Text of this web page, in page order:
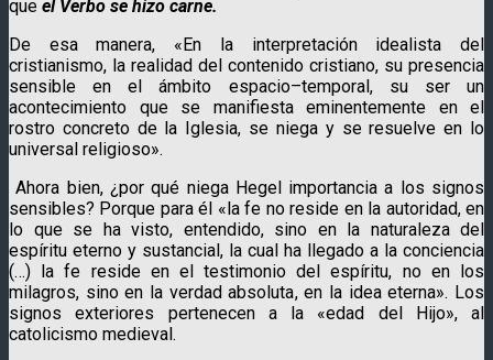
que el Verbo se hizo carne.
De esa manera, «En la interpretación idealista del
cristianismo, la realidad del contenido cristiano, su presencia
sensible en el ámbito espacio–temporal, su ser un
acontecimiento que se manifiesta eminentemente en el
rostro concreto de la Iglesia, se niega y se resuelve en lo
universal religioso».
Ahora bien, ¿por qué niega Hegel importancia a los signos
sensibles? Porque para él «la fe no reside en la autoridad, en
lo que se ha visto, entendido, sino en la naturaleza del
espíritu eterno y sustancial, la cual ha llegado a la conciencia
(…) la fe reside en el testimonio del espíritu, no en los
milagros, sino en la verdad absoluta, en la idea eterna». Los
signos exteriores pertenecen a la «edad del Hijo», al
catolicismo medieval.